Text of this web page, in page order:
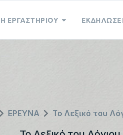
ΕΡΓΑΣΤΗΡΙΟΥ
ΕΡΕΥΝΑ Το Λεξικό του